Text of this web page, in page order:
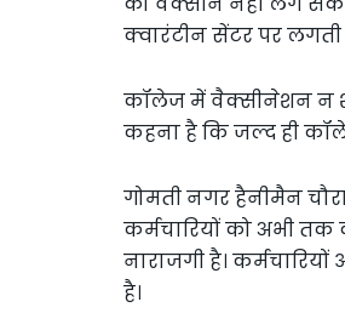
क्वारंटीन सेंटर पर लगती
कॉलेज में वैक्सीनेशन न
कहना है कि जल्द ही
गोमती नगर हैनीमैन
कर्मचारियों को अभी
नाराजगी है।
है।